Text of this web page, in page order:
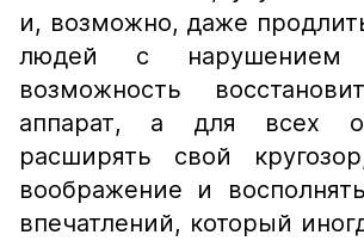
и, возможно, даже
людей с
возможность
аппарат, а для всех
расширять свой
воображение и
впечатлений, который